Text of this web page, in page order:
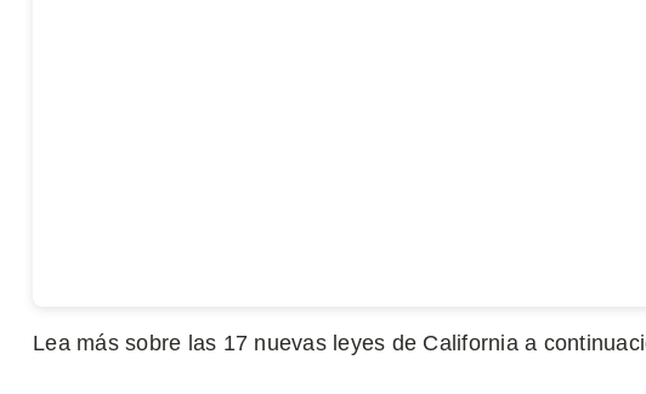
Lea más sobre las 17 nuevas leyes de California a